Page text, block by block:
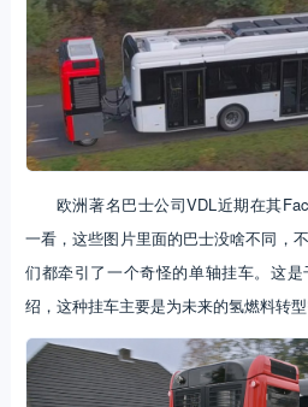
欧洲著名巴士公司VDL近期在其
一看，这些图片里面的巴士没啥不同，
们都牵引了一个奇怪的单轴挂车。这
绍，这种挂车主要是为未来的氢燃料转型